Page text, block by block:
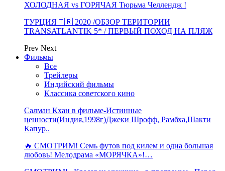
ХОЛОДНАЯ vs ГОРЯЧАЯ Тюрьма Челлендж !
ТУРЦИЯ🇹🇷 2020 /ОБЗОР ТЕРИТОРИИ
TRANSATLANTIK 5* / ПЕРВЫЙ ПОХОД НА ПЛЯЖ
Prev Next
Фильмы
Все
Трейлеры
Индийский фильмы
Классика советского кино
Салман Кхан в фильме-Истинные
ценности(Индия,1998г)Джеки Шрофф, Рамбха,Шакти
Капур..
🔥 СМОТРИМ! Семь футов под килем и одна большая
любовь! Мелодрама «МОРЯЧКА»!…